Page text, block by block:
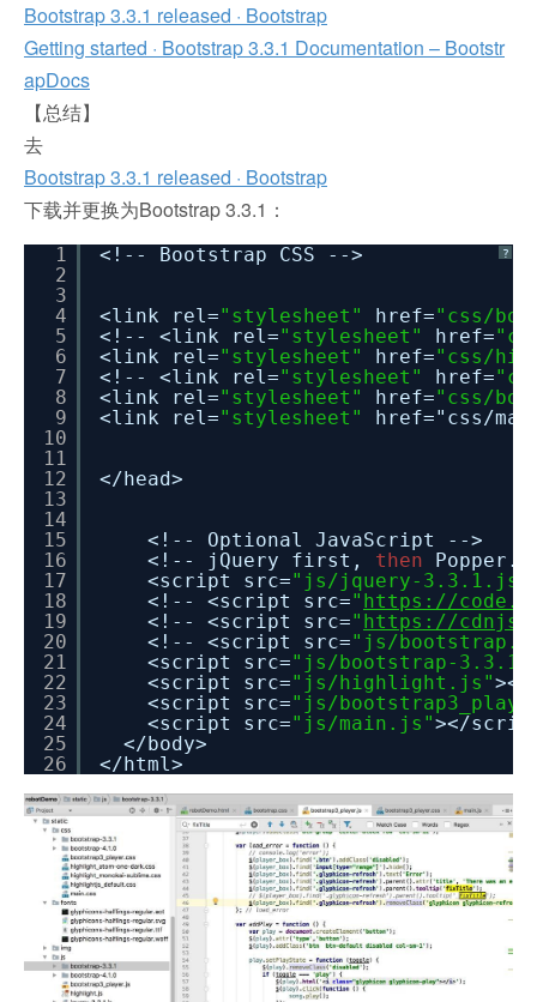
Bootstrap 3.3.1 released · Bootstrap
Getting started · Bootstrap 3.3.1 Documentation – Bootstr
apDocs
【总结】
去
Bootstrap 3.3.1 released · Bootstrap
下载并更换为Bootstrap 3.3.1：
?
1
2
3
4
5
6
7
8
9
10
11
12
13
14
15
16
17
18
19
20
21
22
23
24
25
26
<!-- Bootstrap CSS -->
<link rel="stylesheet" href="css/
<!-- <link rel="stylesheet" href=
<link rel="stylesheet" href="css/
<!-- <link rel="stylesheet" href=
<link rel="stylesheet" href="css/
<link rel="stylesheet" href="css/
</head>
<!-- Optional JavaScript -->
<!-- jQuery first, then
<script src="js/jquery-3.3.1.js"
<!-- <script src=" https://
<!-- <script src=" https://
<!-- <script src="js/
<script src="js/bootstrap-
<script src="js/highlight.js"><
<script src="js/
<script src="js/main.js"></
</body>
</html>